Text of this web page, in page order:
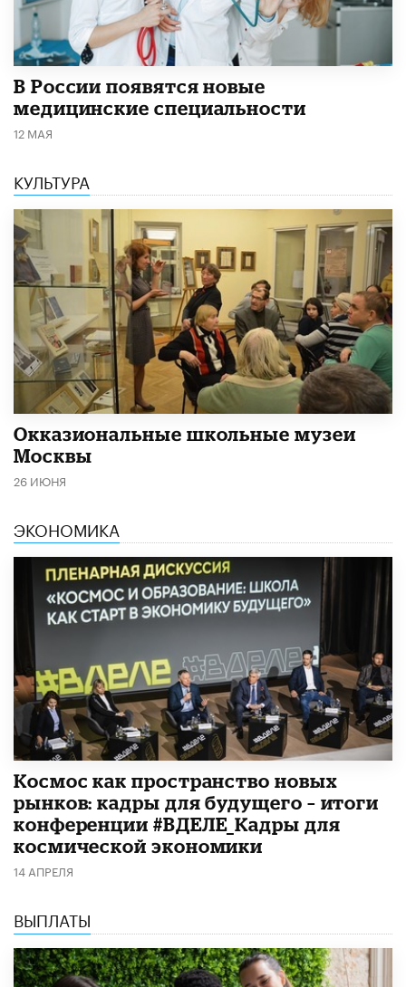
В России появятся новые
медицинские специальности
12 МАЯ
КУЛЬТУРА
​Окказиональные школьные музеи
Москвы
26 ИЮНЯ
ЭКОНОМИКА
Космос как пространство новых
рынков: кадры для будущего – итоги
конференции #ВДЕЛЕ_Кадры для
космической экономики
14 АПРЕЛЯ
ВЫПЛАТЫ